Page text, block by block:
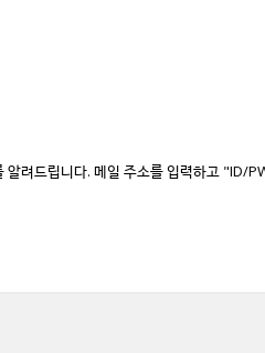
려드립니다. 메일 주소를 입력하고 "ID/